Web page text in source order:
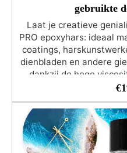
gebruikte
Laat je creatieve
PRO epoxyhars: ideaal
coatings,
dienbladen en andere
dankzij de hoge
onthuld – Beleef kunst
biedt een
UV-bestendig -
kunst! ART PRO is
na verloop van tijd te
€